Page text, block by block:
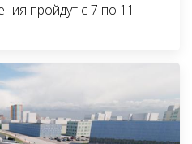
пройдут с 7 по 11